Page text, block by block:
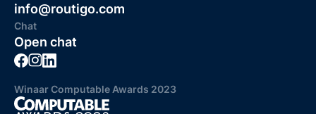
info@routigo.com
Chat
Open chat
Winaar Computable Awards 2023